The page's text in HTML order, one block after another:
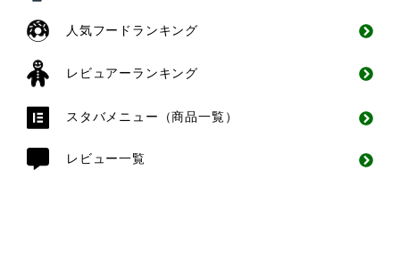
人気フードランキング
レビュアーランキング
スタバメニュー（商品一覧）
レビュー一覧